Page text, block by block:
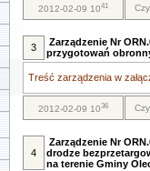
2012-02-09 1041
3
Zarządzenie Nr
przygotowań
Treść zarządzenia w
2012-02-09 1036
4
Zarządzenie Nr
drodze
na terenie Gminy